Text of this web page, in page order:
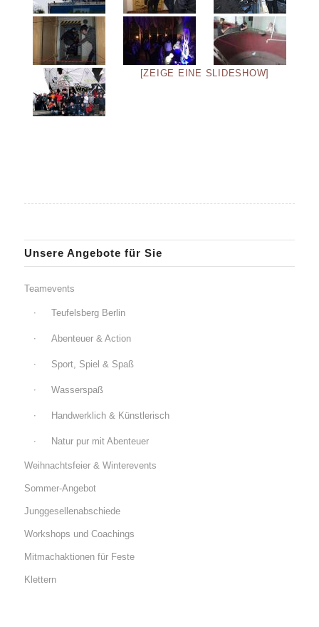
[ZEIGE EINE SLIDESHOW]
Unsere Angebote für Sie
Teamevents
Teufelsberg Berlin
Abenteuer & Action
Sport, Spiel & Spaß
Wasserspaß
Handwerklich & Künstlerisch
Natur pur mit Abenteuer
Weihnachtsfeier & Winterevents
Sommer-Angebot
Junggesellenabschiede
Workshops und Coachings
Mitmachaktionen für Feste
Klettern